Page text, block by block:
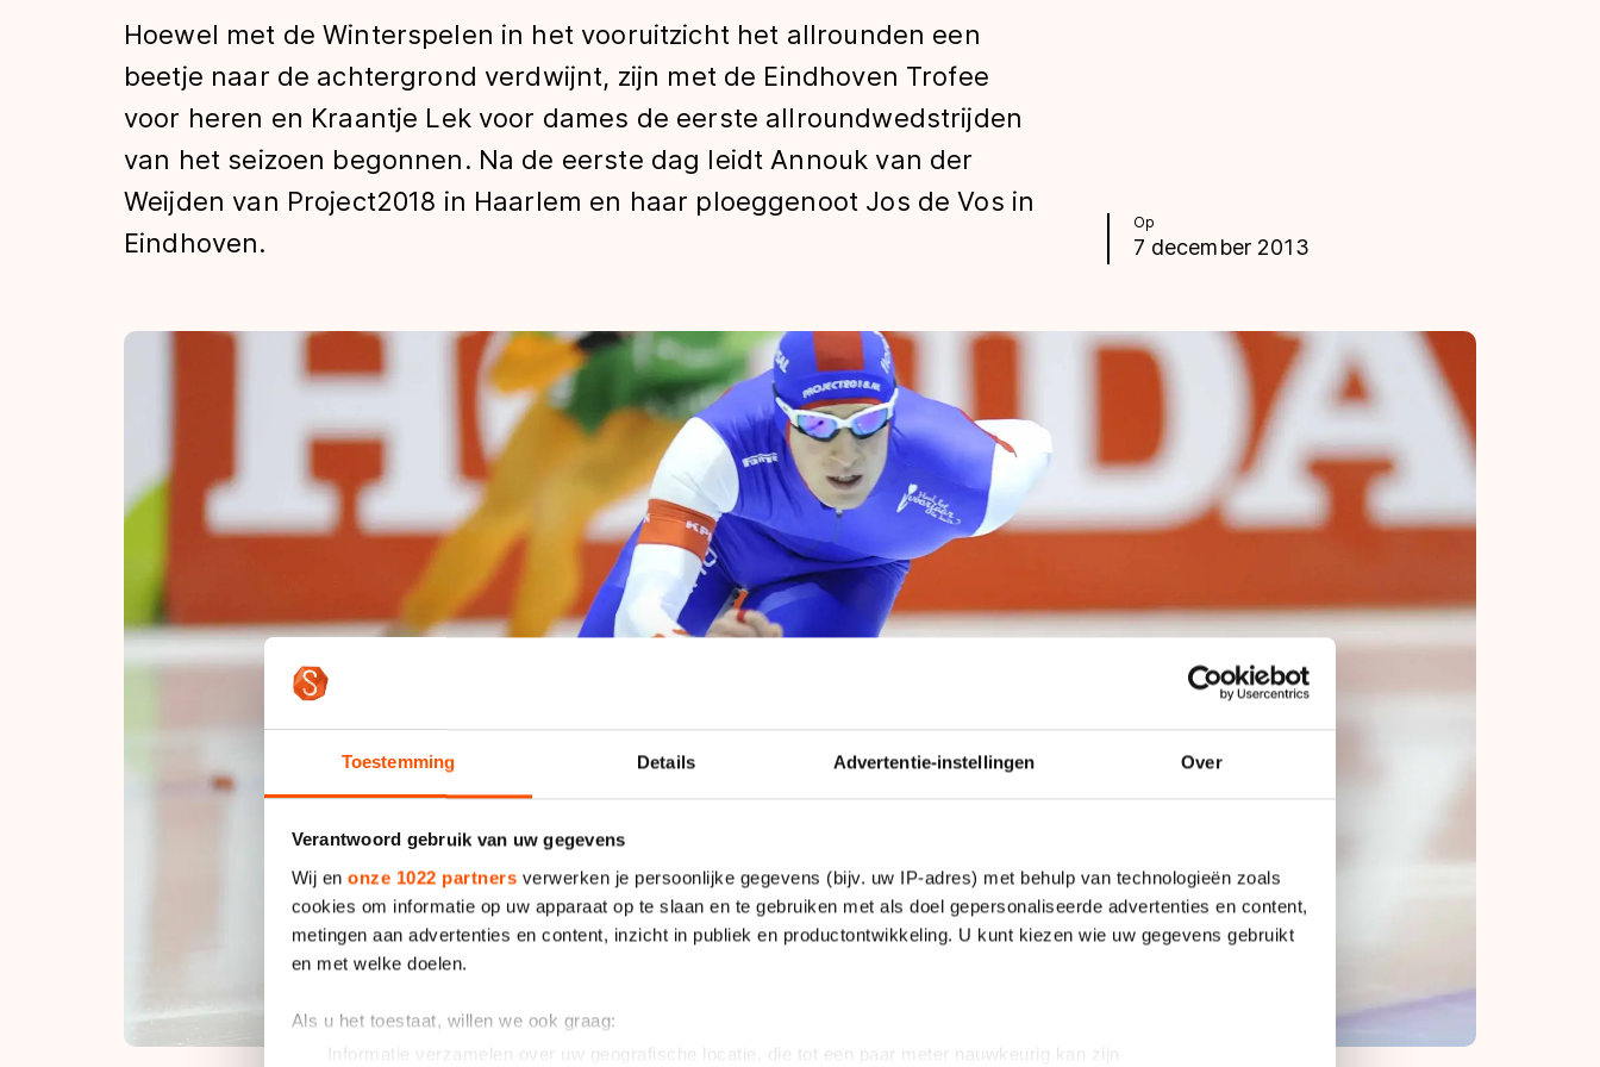
Toestemming Details Advertentie-instellingen Over
Verantwoord gebruik van uw gegevens
Wij en onze 1022 partners verwerken je persoonlijke gegevens (bijv. uw IP-adres) met behulp van technologieën zoals
cookies om informatie op uw apparaat op te slaan en te gebruiken met als doel gepersonaliseerde advertenties en content,
metingen aan advertenties en content, inzicht in publiek en productontwikkeling. U kunt kiezen wie uw gegevens gebruikt
en met welke doelen.
Als u het toestaat, willen we ook graag:
Informatie verzamelen over uw geografische locatie, die tot een paar meter nauwkeurig kan zijn
Tijden & historie
De weg op
Schaatsfans
Op
7 december 2013
Hoewel met de Winterspelen in het vooruitzicht het allrounden een
beetje naar de achtergrond verdwijnt, zijn met de Eindhoven Trofee
voor heren en Kraantje Lek voor dames de eerste allroundwedstrijden
van het seizoen begonnen. Na de eerste dag leidt Annouk van der
Weijden van Project2018 in Haarlem en haar ploeggenoot Jos de Vos in
Eindhoven.